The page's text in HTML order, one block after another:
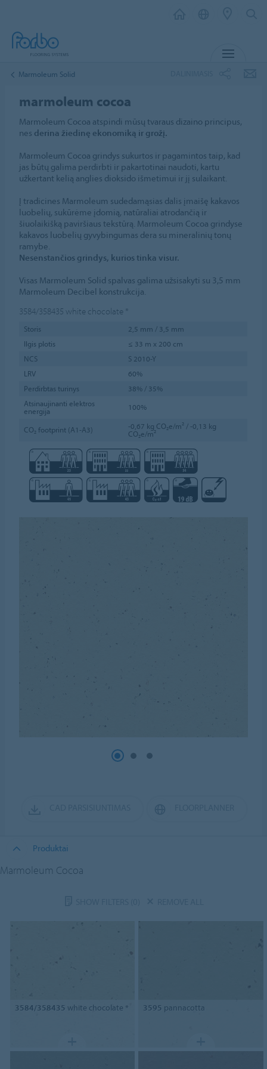
Marmoleum Solid
marmoleum cocoa
Marmoleum Cocoa atspindi mūsų tvaraus dizaino principus,
nes derina žiedinę ekonomiką ir grožį.
Marmoleum Cocoa grindys sukurtos ir pagamintos taip, kad
jas būtų galima perdirbti ir pakartotinai naudoti, kartu
užkertant kelią anglies dioksido išmetimui ir jį sulaikant.
Į tradicines Marmoleum sudedamąsias dalis įmaišę kakavos
luobelių, sukūrėme įdomią, natūraliai atrodančią ir
šiuolaikišką paviršiaus tekstūrą. Marmoleum Cocoa grindyse
kakavos luobelių gyvybingumas dera su mineralinių tonų
ramybe.
Nesenstančios grindys, kurios tinka visur.
Visas Marmoleum Solid spalvas galima užsisakyti su 3,5 mm
Marmoleum Decibel konstrukcija.
3584/358435 white chocolate
Storis
2,5 mm / 3,5 mm
Ilgis plotis
≤ 33 m x 200 cm
NCS
S 2010-Y
LRV
60%
Perdirbtas turinys
38% / 35%
Atsinaujinanti elektros
energija
100%
CO₂ footprint (A1-A3)
-0,67 kg CO₂e/m² / -0,13 kg
CO₂e/m²
Produktai
Marmoleum Cocoa
3584/358435 white chocolate * 3595 pannacotta